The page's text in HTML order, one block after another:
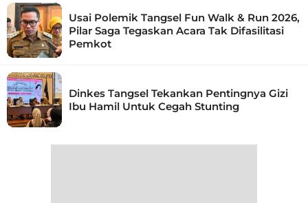
Usai Polemik Tangsel Fun Walk & Run 2026,
Pilar Saga Tegaskan Acara Tak Difasilitasi
Pemkot
Dinkes Tangsel Tekankan Pentingnya Gizi
Ibu Hamil Untuk Cegah Stunting